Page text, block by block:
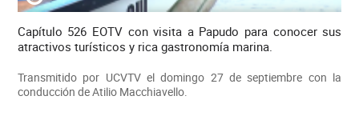
Capítulo 526 EOTV con visita a Papudo para conocer sus
atractivos turísticos y rica gastronomía marina.
Transmitido por UCVTV el domingo 27 de septiembre con la
conducción de Atilio Macchiavello.